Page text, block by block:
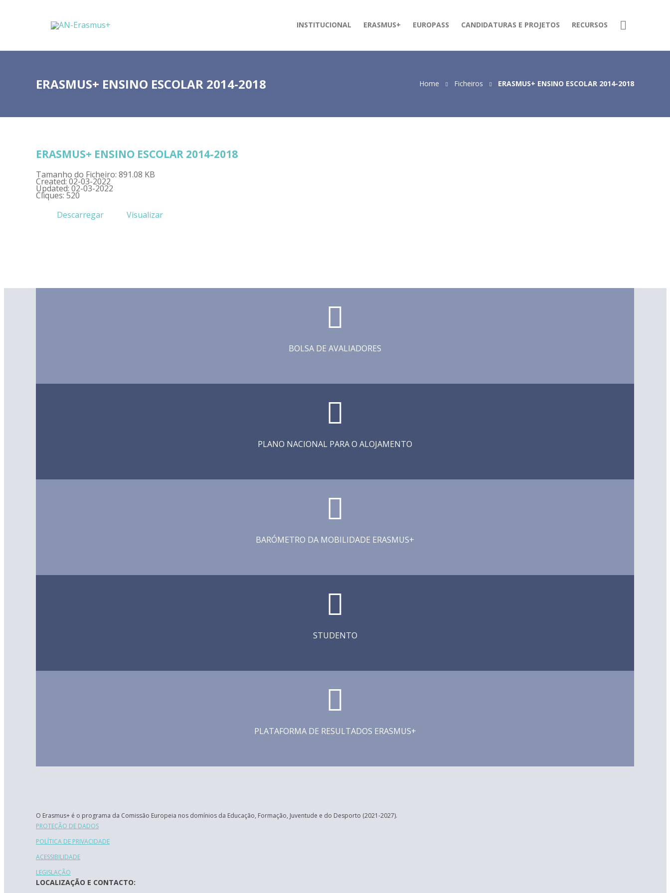
INSTITUCIONAL ERASMUS+ EUROPASS CANDIDATURAS E PROJETOS RECURSOS
ERASMUS+ ENSINO ESCOLAR 2014-2018 Home Ficheiros ERASMUS+ ENSINO ESCOLAR 2014-2018
ERASMUS+ ENSINO ESCOLAR 2014-2018
Tamanho do Ficheiro: 891.08 KB
Created: 02-03-2022
Updated: 02-03-2022
Cliques: 520
Descarregar
Visualizar
BOLSA DE AVALIADORES
PLANO NACIONAL PARA O ALOJAMENTO
BARÓMETRO DA MOBILIDADE ERASMUS+
STUDENTO
PLATAFORMA DE RESULTADOS ERASMUS+
O Erasmus+ é o programa da Comissão Europeia nos domínios da Educação, Formação, Juventude e do Desporto (2021-2027).
PROTEÇÃO DE DADOS
POLÍTICA DE PRIVACIDADE
ACESSIBILIDADE
LEGISLAÇÃO
LOCALIZAÇÃO E CONTACTO: